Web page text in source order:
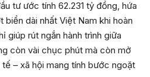
tư ước tính 62.231 tỷ đồng, hứa
dài nhất Việt Nam khi hoàn
giúp rút ngắn hành trình giữa
còn vài chục phút mà còn mở
– xã hội mang tính bước ngoặt